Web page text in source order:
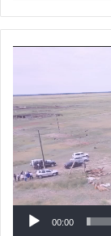
00:00